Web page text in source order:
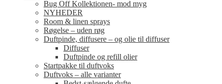
Bug Off Kollektionen- mod myg
NYHEDER
Room & linen sprays
Røgelse – uden røg
Duftpinde, diffusere – og olie til diffuser
Diffuser
Duftpinde og refill olier
Startpakke til duftvoks
Duftvoks – alle varianter